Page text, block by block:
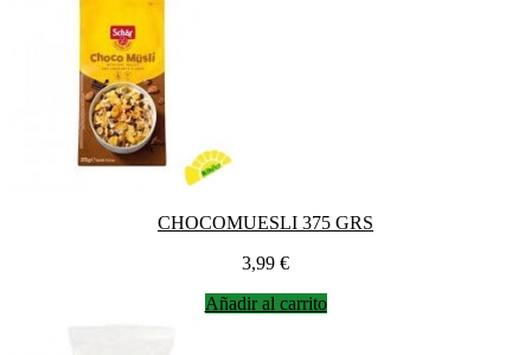
CHOCOMUESLI 375 GRS
Precio
3,99 €
Añadir al carrito